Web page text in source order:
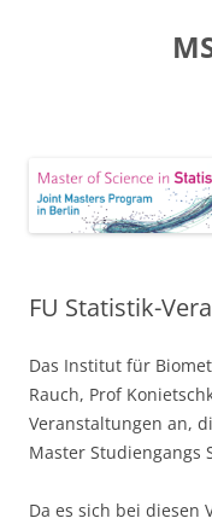
FU Statistik-
Das Institut für
Rauch, Prof
Veranstaltungen an,
Master Studiengangs
Da es sich bei diesen